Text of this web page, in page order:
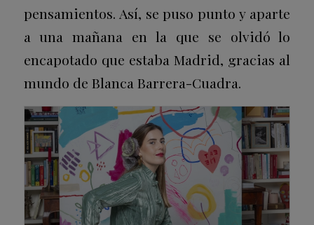
pensamientos. Así, se puso punto y aparte
a una mañana en la que se olvidó lo
encapotado que estaba Madrid, gracias al
mundo de Blanca Barrera-Cuadra.